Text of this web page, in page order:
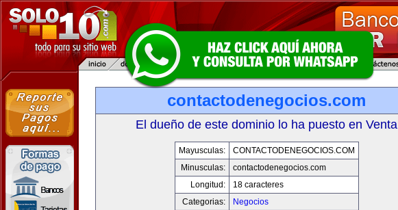
contactodenegocios.com
El dueño de este dominio lo ha puesto en Venta
Mayusculas:
CONTACTODENEGOCIOS.COM
Minusculas:
contactodenegocios.com
Longitud:
18 caracteres
Categorias:
Negocios